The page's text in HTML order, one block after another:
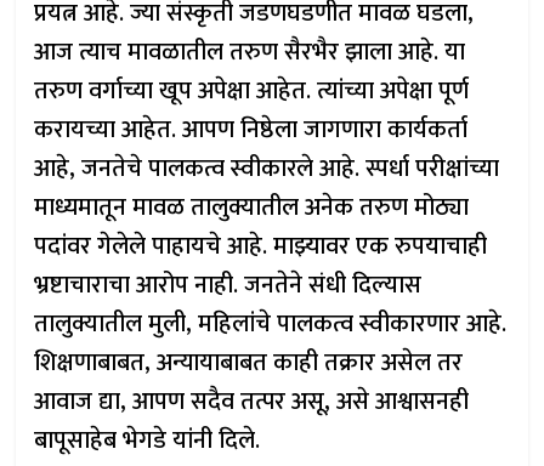
प्रयत्न आहे. ज्या संस्कृती जडणघडणीत मावळ घडला,
आज त्याच मावळातील तरुण सैरभैर झाला आहे. या
तरुण वर्गाच्या खूप अपेक्षा आहेत. त्यांच्या अपेक्षा पूर्ण
करायच्या आहेत. आपण निष्ठेला जागणारा कार्यकर्ता
आहे, जनतेचे पालकत्व स्वीकारले आहे. स्पर्धा परीक्षांच्या
माध्यमातून मावळ तालुक्यातील अनेक तरुण मोठ्या
पदांवर गेलेले पाहायचे आहे. माझ्यावर एक रुपयाचाही
भ्रष्टाचाराचा आरोप नाही. जनतेने संधी दिल्यास
तालुक्यातील मुली, महिलांचे पालकत्व स्वीकारणार आहे.
शिक्षणाबाबत, अन्यायाबाबत काही तक्रार असेल तर
आवाज द्या, आपण सदैव तत्पर असू, असे आश्वासनही
बापूसाहेब भेगडे यांनी दिले.